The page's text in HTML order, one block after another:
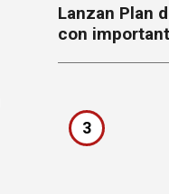
Lanzan Plan
con
3